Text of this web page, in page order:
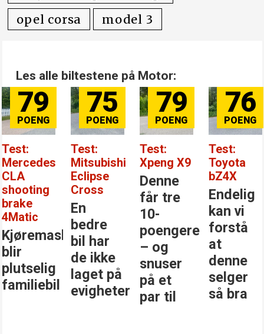
opel corsa
model 3
Les alle biltestene på Motor:
79
Test:
Mercedes
CLA
shooting
brake
4Matic
Kjøremaskinen
blir
plutselig
familiebil
75
Test:
Mitsubishi
Eclipse
Cross
En
bedre
bil har
de ikke
laget på
evigheter
79
Test:
Xpeng X9
Denne
får tre
10-
poengere
– og
snuser
på et
par til
76
Test:
Toyota
bZ4X
Endelig
kan vi
forstå
at
denne
selger
så bra